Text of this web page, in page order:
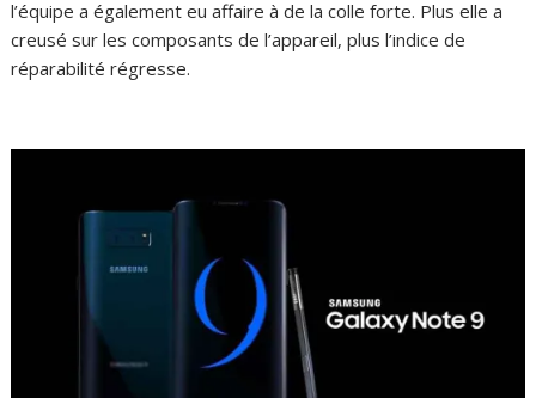
l’équipe a également eu affaire à de la colle forte. Plus elle a
creusé sur les composants de l’appareil, plus l’indice de
réparabilité régresse.